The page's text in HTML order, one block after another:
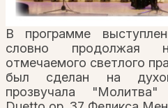
В программе
словно продолжая
отмечаемого светлого
был сделан на
прозвучала